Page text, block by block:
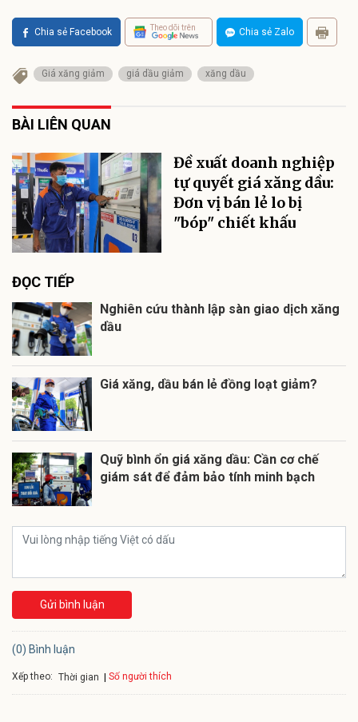
Chia sẻ Facebook Theo dõi trên Chia sẻ Zalo
Giá xăng giảm giá dầu giảm xăng dầu
BÀI LIÊN QUAN
Đề xuất doanh nghiệp
tự quyết giá xăng dầu:
Đơn vị bán lẻ lo bị
"bóp" chiết khấu
ĐỌC TIẾP
Nghiên cứu thành lập sàn giao dịch xăng
dầu
Giá xăng, dầu bán lẻ đồng loạt giảm?
Quỹ bình ổn giá xăng dầu: Cần cơ chế
giám sát để đảm bảo tính minh bạch
Gửi bình luận
(0) Bình luận
Xếp theo: Thời gian Số người thích